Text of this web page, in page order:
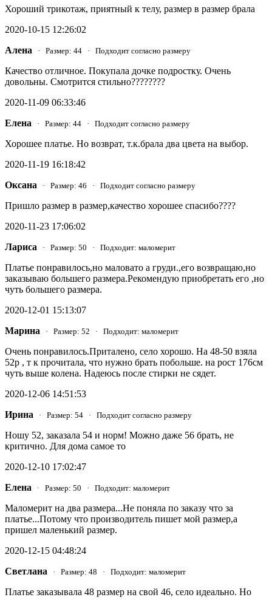
Хороший трикотаж, приятный к телу, размер в размер брала
2020-10-15 12:26:02
Алена · Размер: 44 · Подходит согласно размеру
Качество отличное. Покупала дочке подростку. Очень
довольны. Смотрится стильно????????
2020-11-09 06:33:46
Елена · Размер: 44 · Подходит согласно размеру
Хорошее платье. Но возврат, т.к.брала два цвета на выбор.
2020-11-19 16:18:42
Оксана · Размер: 46 · Подходит согласно размеру
Пришло размер в размер,качество хорошее спасибо????
2020-11-23 17:06:02
Лариса · Размер: 50 · Подходит: маломерит
Платье понравилось,но маловато а груди.,его возвращаю,но
заказываю большего размера.Рекомендую приобретать его ,но
чуть большего размера.
2020-12-01 15:13:07
Марина · Размер: 52 · Подходит: маломерит
Очень понравилось.Приталено, село хорошо. На 48-50 взяла
52р , т к прочитала, что нужно брать побольше. на рост 176см
чуть выше колена. Надеюсь после стирки не сядет.
2020-12-06 14:51:53
Ирина · Размер: 54 · Подходит согласно размеру
Ношу 52, заказала 54 и норм! Можно даже 56 брать, не
критично. Для дома самое то
2020-12-10 17:02:47
Елена · Размер: 50 · Подходит: маломерит
Маломерит на два размера...Не поняла по заказу что за
платье...Потому что производитель пишет мой размер,а
пришел маленький размер.
2020-12-15 04:48:24
Светлана · Размер: 48 · Подходит: маломерит
Платье заказывала 48 размер на свой 46, село идеально. Но